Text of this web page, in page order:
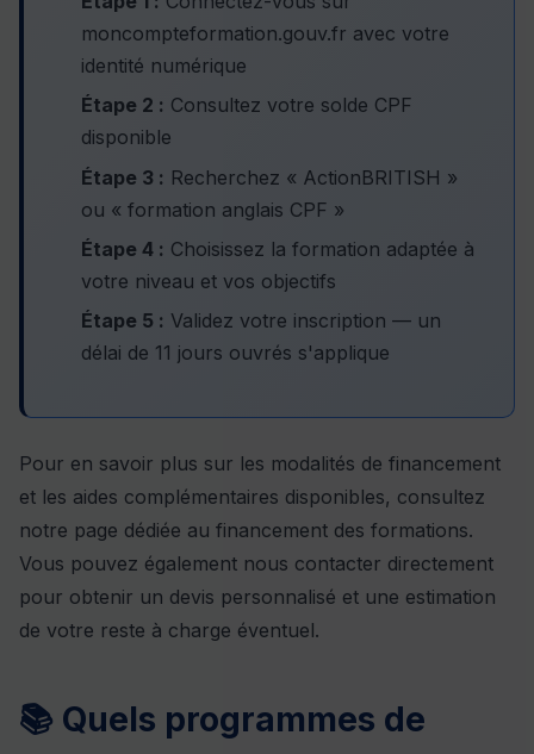
moncompteformation.gouv.fr avec votre
identité numérique
Étape 2 : Consultez votre solde CPF
disponible
Étape 3 : Recherchez « ActionBRITISH »
ou « formation anglais CPF »
Étape 4 : Choisissez la formation adaptée à
votre niveau et vos objectifs
Étape 5 : Validez votre inscription — un
délai de 11 jours ouvrés s'applique
Pour en savoir plus sur les modalités de financement
et les aides complémentaires disponibles, consultez
notre page dédiée au financement des formations.
Vous pouvez également nous contacter directement
pour obtenir un devis personnalisé et une estimation
de votre reste à charge éventuel.
📚 Quels programmes de